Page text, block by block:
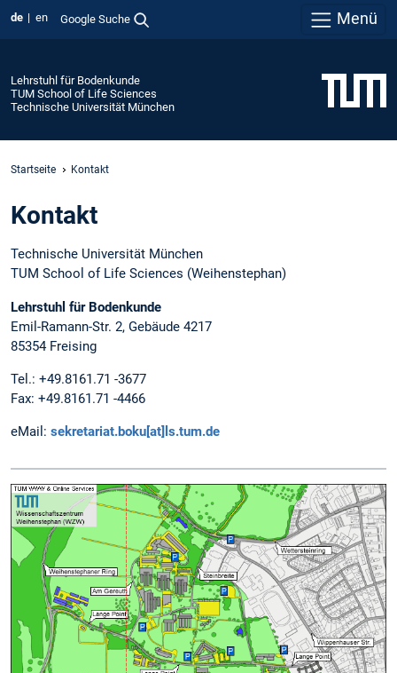
de en Google Suche Menü
Lehrstuhl für Bodenkunde
TUM School of Life Sciences
Technische Universität München
Startseite Kontakt
Kontakt
Technische Universität München
TUM School of Life Sciences (Weihenstephan)
Lehrstuhl für Bodenkunde
Emil-Ramann-Str. 2, Gebäude 4217
85354 Freising
Tel.: +49.8161.71 -3677
Fax: +49.8161.71 -4466
eMail: sekretariat.boku[at]ls.tum.de